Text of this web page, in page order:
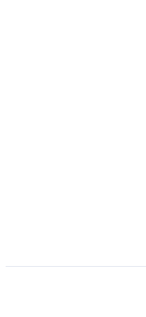
利用可靠、结构化的知识